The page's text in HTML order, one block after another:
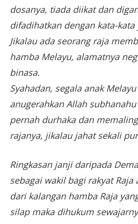
dosanya, tiada diikat dan
difadihatkan dengan kata-kata
Jikalau ada seorang raja
hamba Melayu, alamatnya
binasa.
Syahadan, segala anak
anugerahkan Allah
pernah durhaka dan
rajanya, jikalau jahat sekali
Ringkasan janji daripada
sebagai wakil bagi rakyat Raja
dari kalangan hamba Raja
silap maka dihukum